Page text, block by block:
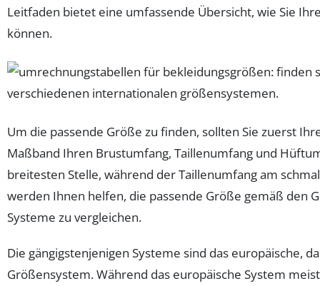
Leitfaden bietet eine umfassende Übersicht, wie Sie
können.
Um die passende Größe zu finden, sollten Sie zuerst
Maßband Ihren Brustumfang, Taillenumfang und
breitesten Stelle, während der Taillenumfang am
werden Ihnen helfen, die passende Größe gemäß den
Systeme zu vergleichen.
Die gängigstenjenigen Systeme sind das europäische,
Größensystem. Während das europäische System